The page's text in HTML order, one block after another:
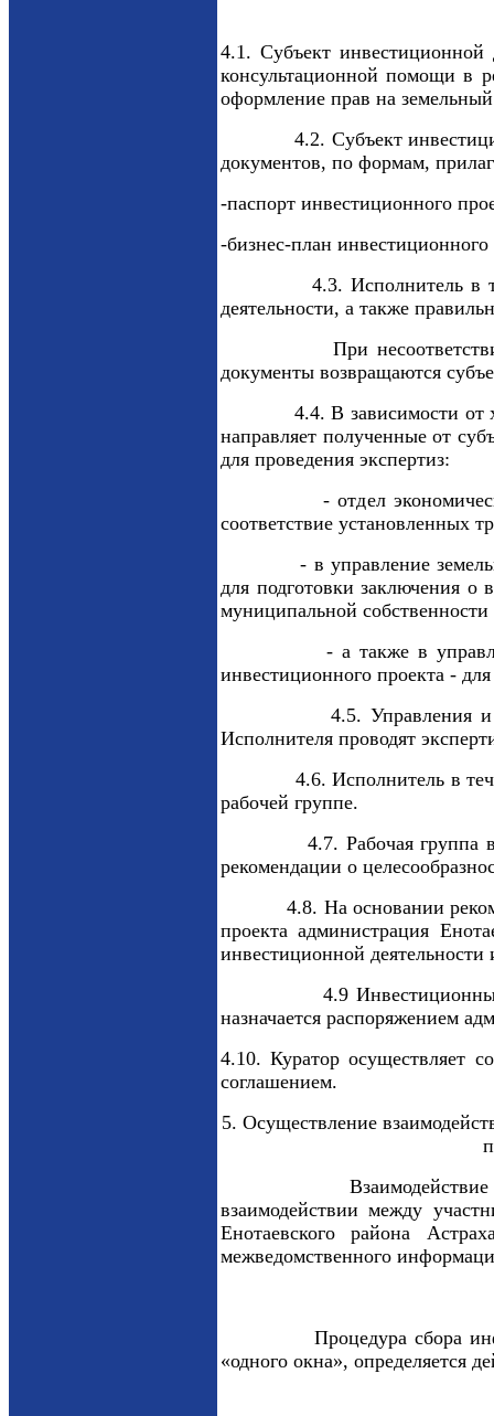
4.1. Субъект инвестиционной
консультационной помощи в
оформление прав на
4.2. Субъект
документов, по формам,
-паспорт инвестиционного
-бизнес-план
4.3. Исполнитель в
деятельности, а также
При несоответствии
документы возвращаются
4.4. В зависимости от
направляет полученные от
для проведения экспертиз:
- отдел экономического
соответствие установленных
- в управление земельных,
для подготовки заключения о
муниципальной
- а также в управления,
инвестиционного проекта -
4.5. Управления и отделы
Исполнителя проводят
4.6. Исполнитель в течение
рабочей группе.
4.7. Рабочая группа в
рекомендации о
4.8. На основании
проекта администрация
инвестиционной
4.9 Инвестиционный
назначается распоряжением
4.10. Куратор осуществляет
соглашением.
5. Осуществление
Взаимодействие
взаимодействии между
Енотаевского района
межведомственного
Процедура сбора
«одного окна», определяется